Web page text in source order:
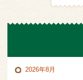
2026年8月